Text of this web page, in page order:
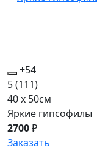
+54
5(111)
40 x 50см
Яркие гипсофилы
2700₽
Заказать